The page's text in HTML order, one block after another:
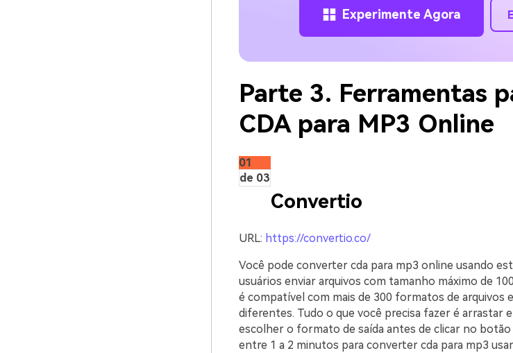
Experimente Agora
Parte 3. Ferramentas
CDA para MP3 Online
01
de 03
Convertio
URL: https://convertio.co/
Você pode converter cda para mp3 online usando
usuários enviar arquivos com tamanho máximo de
é compatível com mais de 300 formatos de arquivos
diferentes. Tudo o que você precisa fazer é arrastar
escolher o formato de saída antes de clicar no
entre 1 a 2 minutos para converter cda para mp3